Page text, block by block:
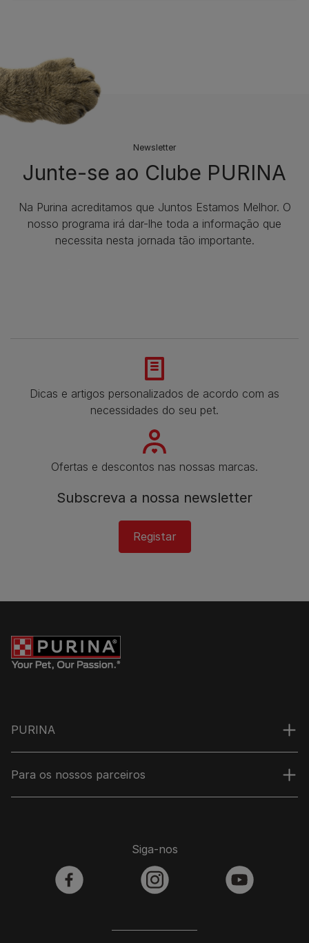
Newsletter
Junte-se ao Clube PURINA
Na Purina acreditamos que Juntos Estamos Melhor. O
nosso programa irá dar-lhe toda a informação que
necessita nesta jornada tão importante.
Dicas e artigos personalizados de acordo com as
necessidades do seu pet.
Ofertas e descontos nas nossas marcas.
Subscreva a nossa newsletter
Registar
PURINA
Para os nossos parceiros
Siga-nos
facebook instagram youtube